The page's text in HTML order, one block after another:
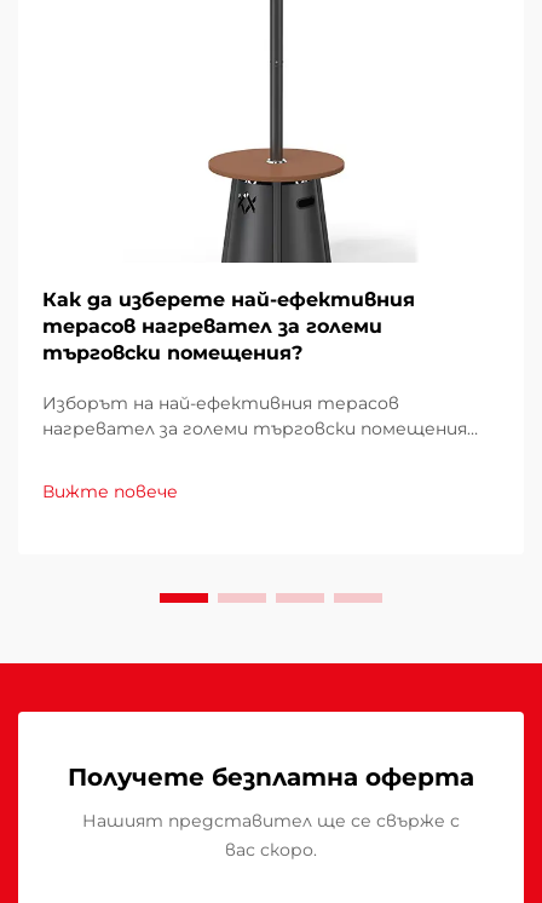
Как да изберете най-ефективния
терасов нагревател за големи
търговски помещения?
Изборът на най-ефективния терасов
нагревател за големи търговски помещения
фактори, които директно влияят върху
експлоатационните разходи, удобството на
Вижте повече
Получете безплатна оферта
Нашият представител ще се свърже с
вас скоро.